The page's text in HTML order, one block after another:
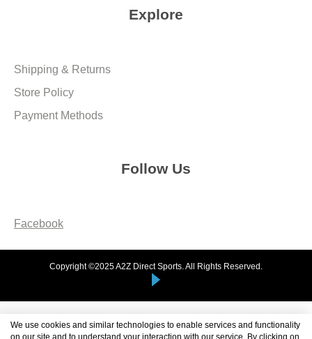
Explore
Shipping & Returns
Store Policy
Payment Methods
Follow Us
Facebook
Copyright ©2025 A2Z Direct Sports. All Rights Reserved.
We use cookies and similar technologies to enable services and functionality
on our site and to understand your interaction with our service. By clicking on